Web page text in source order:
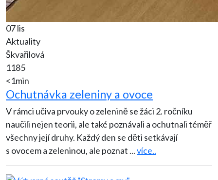
07 lis
Aktuality
Škvařilová
1185
<1min
Ochutnávka zeleniny a ovoce
V rámci učiva prvouky o zelenině se žáci 2. ročníku
naučili nejen teorii, ale také poznávali a ochutnali téměř
všechny její druhy. Každý den se děti setkávají
s ovocem a zeleninou, ale poznat ...více..